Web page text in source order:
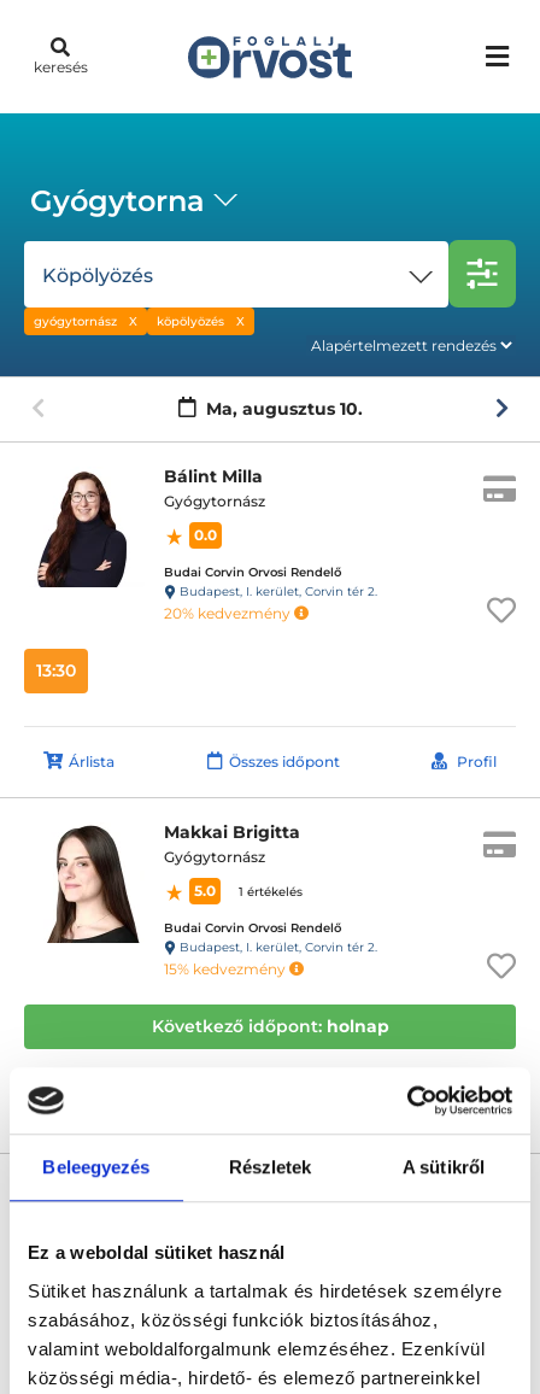
Beleegyezés Részletek A sütikről
Ez a weboldal sütiket használ
Sütiket használunk a tartalmak és hirdetések személyre
szabásához, közösségi funkciók biztosításához,
valamint weboldalforgalmunk elemzéséhez. Ezenkívül
közösségi média-, hirdető- és elemező partnereinkkel
keresés
Gyógytorna
Köpölyözés
gyógytornász köpölyözés
Ma, augusztus 10.
Bálint Milla
Gyógytornász
0.0
Budai Corvin Orvosi Rendelő
Budapest, I. kerület, Corvin tér 2.
20% kedvezmény
13:30
Árlista Összes időpont Profil
Makkai Brigitta
Gyógytornász
5.0
1 értékelés
Budai Corvin Orvosi Rendelő
Budapest, I. kerület, Corvin tér 2.
15% kedvezmény
Következő időpont: holnap
Profil
* Szakorvos jelölt (rezidens): általános orvosi oklevéllel rendelkező
felelősséggel tartozik és azt közvetlenül felügyeli az egészségügyi
szakorvosjelölt önállóan láthat el feladatokat. A foglaljorvost.hu
felelősségét kizárja esetleges névazonosságért bármely szakorvos
és szakorvosjelölt esetén.